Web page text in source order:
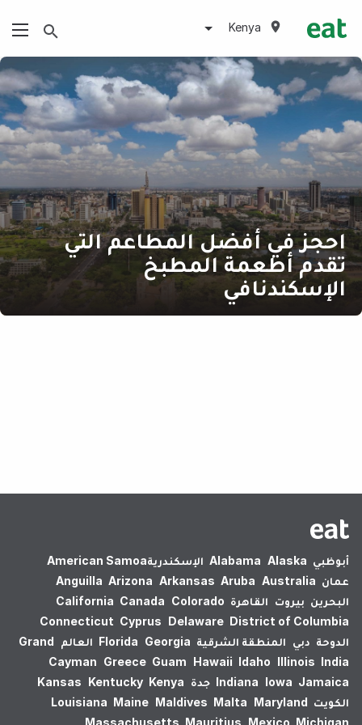
Kenya
احجز في أفضل المطاعم التي
تقدم أطعمة المطبخ
الإسكندنافي
أبوظبي Alabama Alaska الإسكندرية‎American Samoa
عمان
Anguilla Arizona Arkansas Aruba Australia
البحرين بيروت القاهرة California Canada Colorado
Connecticut Cyprus Delaware District of Columbia
الدوحة دبي المنطقة الشرقية Florida Georgia العالم
Grand
Cayman Greece Guam Hawaii Idaho Illinois India
Indiana Iowa Jamaica جدة Kansas Kentucky Kenya
الكويت
Louisiana Maine Maldives Malta Maryland